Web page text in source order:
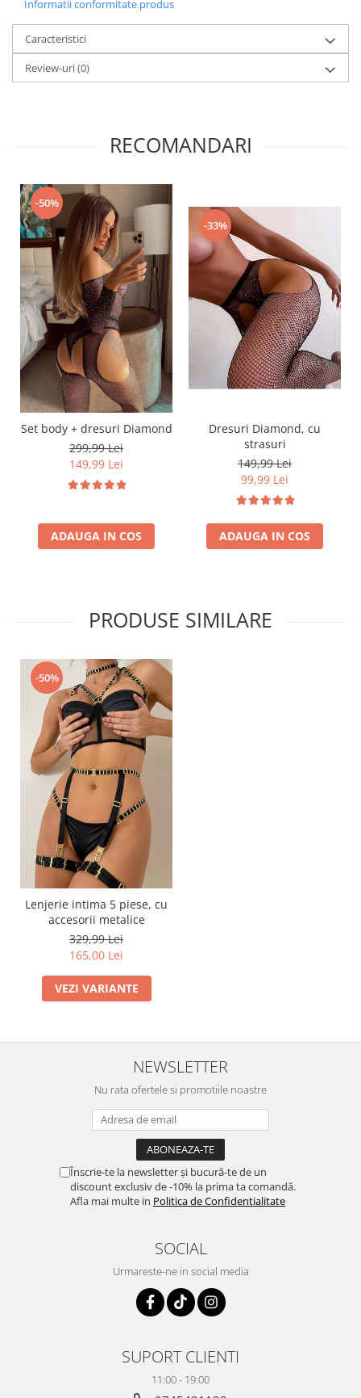
Informatii conformitate produs
Caracteristici
Review-uri(0)
RECOMANDARI
-50%
Set body + dresuri Diamond
299,99 Lei
149,99 Lei
ADAUGA IN COS
-33%
Dresuri Diamond, cu
strasuri
149,99 Lei
99,99 Lei
ADAUGA IN COS
PRODUSE SIMILARE
-50%
Lenjerie intima 5 piese, cu
accesorii metalice
329,99 Lei
165,00 Lei
VEZI VARIANTE
NEWSLETTER
Nu rata ofertele si promotiile noastre
Înscrie-te la newsletter și bucură-te de un
discount exclusiv de -10% la prima ta comandă.
Afla mai multe in Politica de Confidentialitate
SOCIAL
Urmareste-ne in social media
SUPORT CLIENTI
11:00 - 19:00